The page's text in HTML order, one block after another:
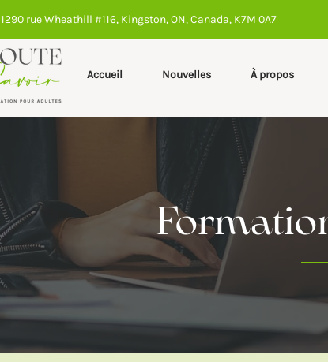
1290 rue Wheathill #116, Kingston, ON, Canada, K7M 0A7
Accueil Nouvelles À propos